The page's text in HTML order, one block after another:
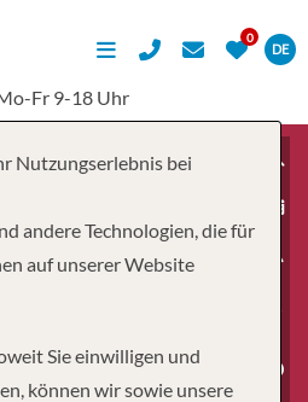
DE
Fr 9-18 Uhr
Nutzungserlebnis bei
andere Technologien, die für
auf unserer Website
Sie einwilligen und
können wir sowie unsere